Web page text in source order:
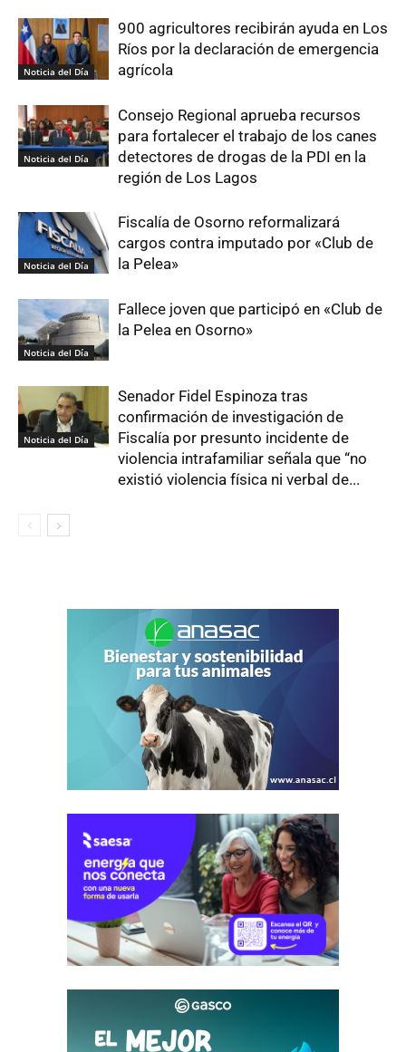
Noticia del Día
900 agricultores recibirán ayuda en Los
Ríos por la declaración de emergencia
agrícola
Noticia del Día
Consejo Regional aprueba recursos
para fortalecer el trabajo de los canes
detectores de drogas de la PDI en la
región de Los Lagos
Noticia del Día
Fiscalía de Osorno reformalizará
cargos contra imputado por «Club de
la Pelea»
Noticia del Día
Fallece joven que participó en «Club de
la Pelea en Osorno»
Noticia del Día
Senador Fidel Espinoza tras
confirmación de investigación de
Fiscalía por presunto incidente de
violencia intrafamiliar señala que “no
existió violencia física ni verbal de...